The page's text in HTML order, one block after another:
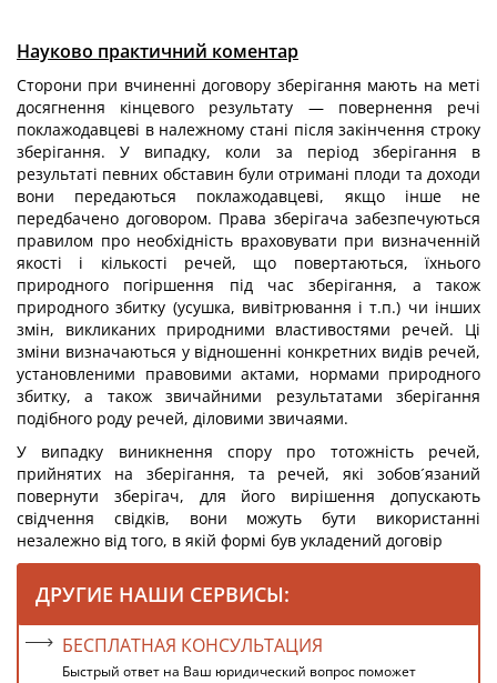
Науково практичний коментар
Сторони при вчиненні договору зберігання мають на меті
досягнення кінцевого результату — повернення речі
поклажодавцеві в належному стані після закінчення строку
зберігання. У випадку, коли за період зберігання в
результаті певних обставин були отримані плоди та доходи
вони передаються поклажодавцеві, якщо інше не
передбачено договором. Права зберігача забезпечуються
правилом про необхідність враховувати при визначенній
якості і кількості речей, що повертаються, їхнього
природного погіршення під час зберігання, а також
природного збитку (усушка, вивітрювання і т.п.) чи інших
змін, викликаних природними властивостями речей. Ці
зміни визначаються у відношенні конкретних видів речей,
установленими правовими актами, нормами природного
збитку, а також звичайними результатами зберігання
подібного роду речей, діловими звичаями.
У випадку виникнення спору про тотожність речей,
прийнятих на зберігання, та речей, які зобов´язаний
повернути зберігач, для його вирішення допускають
свідчення свідків, вони можуть бути використанні
незалежно від того, в якій формі був укладений договір
ДРУГИЕ НАШИ СЕРВИСЫ:
БЕСПЛАТНАЯ КОНСУЛЬТАЦИЯ
Быстрый ответ на Ваш юридический вопрос поможет